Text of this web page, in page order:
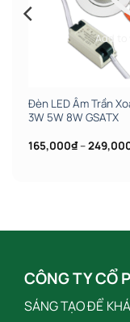
Add to
Đèn LED Âm Trần
3W 5W 8W GSATX
165,000₫–
CÔNG TY CỔ
SÁNG TẠO ĐỂ